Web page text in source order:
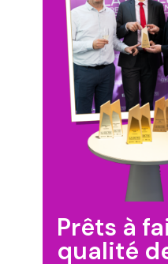
Prêts à
qualité